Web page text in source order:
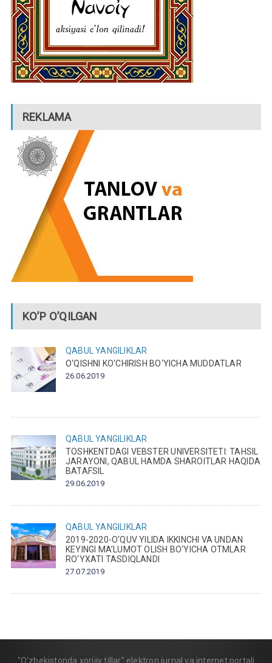
REKLAMA
KO’P O’QILGAN
QABUL
YANGILIKLAR
O‘QISHNI KO‘CHIRISH BO‘YICHA MUDDATLAR
26.06.2019
QABUL
YANGILIKLAR
TOSHKENTDAGI VEBSTER UNIVERSITETI: TAHSIL
JARAYONI, QABUL HAMDA SHAROITLAR HAQIDA
BATAFSIL
29.06.2019
QABUL
YANGILIKLAR
2019-2020-O‘QUV YILIDA IKKINCHI VA UNDAN
KEYINGI MA’LUMOT OLISH BO‘YICHA OTMLAR
RO‘YXATI TASDIQLANDI
27.07.2019
"O‘zbekistonda xorijiy tillar" elektron jurnal va internet portali